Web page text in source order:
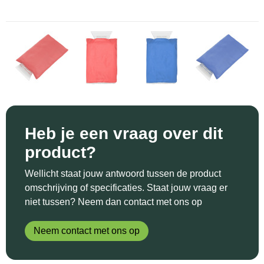
Sleutelhangers en Lanyards
Snoepgoed
Themapakketten
Veiligheid, Auto en Fiets
Vrije tijd en Strand
Waterflesjes
Kledingtassen
Koeltassen en Koelboxen
Matrozentassen
Opbergtassen
Opvouwbare tassen
Papieren tassen
Reflecterende vesten
Regenkleding
Schorten en Sloven
Sweaters
T-Shirts
Veiligheidssignalering en Verlichting
Sweaters
T-Shirts
Heb je een vraag over dit
product?
Wellicht staat jouw antwoord tussen de product
omschrijving of specificaties. Staat jouw vraag er
niet tussen? Neem dan contact met ons op
Neem contact met ons op